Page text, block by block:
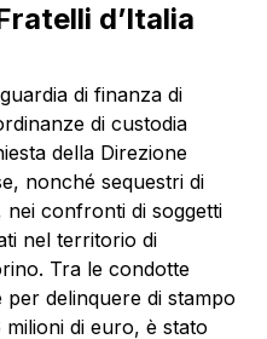
d’Italia
di finanza di
di custodia
della Direzione
nonché sequestri di
confronti di soggetti
nel territorio di
Tra le condotte
per delinquere di stampo
di euro, è stato